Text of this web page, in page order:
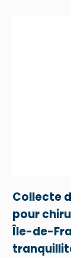
Collecte
pour
Île-de-